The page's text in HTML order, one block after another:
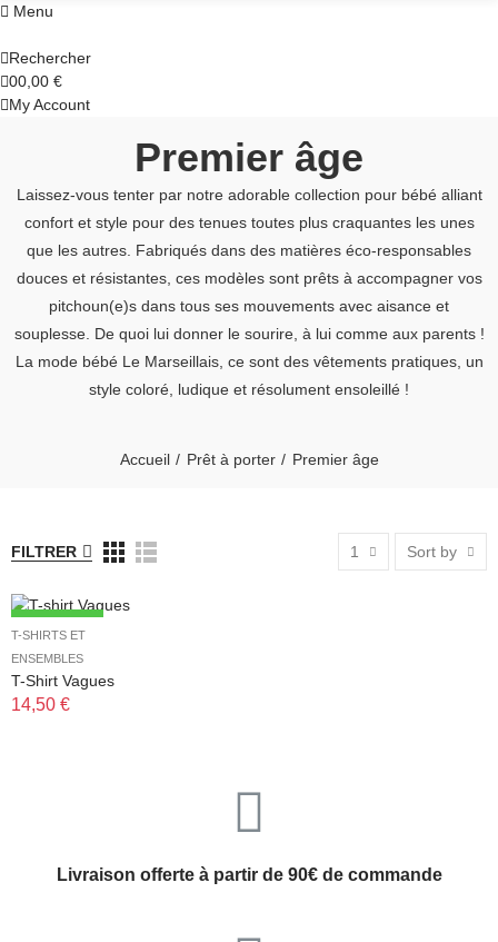
Menu
Rechercher
00,00 €
My Account
Premier âge
Laissez-vous tenter par notre adorable collection pour bébé alliant
confort et style pour des tenues toutes plus craquantes les unes
que les autres. Fabriqués dans des matières éco-responsables
douces et résistantes, ces modèles sont prêts à accompagner vos
pitchoun(e)s dans tous ses mouvements avec aisance et
souplesse. De quoi lui donner le sourire, à lui comme aux parents !
La mode bébé Le Marseillais, ce sont des vêtements pratiques, un
style coloré, ludique et résolument ensoleillé !
Accueil Prêt à porter Premier âge
FILTRER 1 Sort by
T-SHIRTS ET
ENSEMBLES
T-Shirt Vagues
14,50 €
Livraison offerte à partir de 90€ de commande